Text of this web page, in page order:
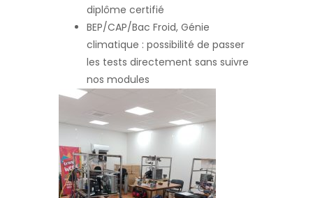
diplôme certifié
BEP/CAP/Bac Froid, Génie
climatique : possibilité de passer
les tests directement sans suivre
nos modules